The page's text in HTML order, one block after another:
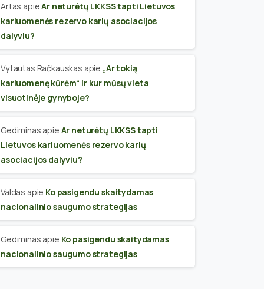
Artas apieAr neturėtų LKKSS tapti Lietuvos
kariuomenės rezervo karių asociacijos
dalyviu?
Vytautas Račkauskas apie „Ar tokią
kariuomenę kūrėm“ ir kur mūsų vieta
visuotinėje gynyboje?
Gediminas apie Ar neturėtų LKKSS tapti
Lietuvos kariuomenės rezervo karių
asociacijos dalyviu?
Valdas apie Ko pasigendu skaitydamas
nacionalinio saugumo strategijas
Gediminas apie Ko pasigendu skaitydamas
nacionalinio saugumo strategijas